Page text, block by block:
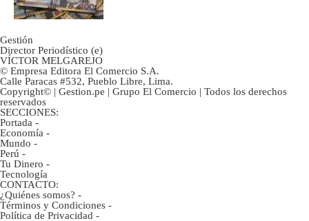
Gestión
Director Periodístico (e)
VÍCTOR MELGAREJO
© Empresa Editora El Comercio S.A.
Calle Paracas #532, Pueblo Libre, Lima.
Copyright© | Gestion.pe | Grupo El Comercio | Todos los derechos
reservados
SECCIONES:
Portada -
Economía -
Mundo -
Perú -
Tu Dinero -
Tecnología
CONTACTO:
¿Quiénes somos? -
Términos y Condiciones -
Política de Privacidad -